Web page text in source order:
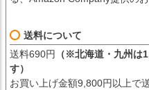
送料について
送料690円
（※北海道・九州は
す）
お買い上げ金額9,800円以上で